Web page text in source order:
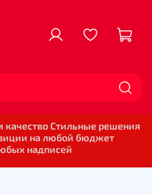
качество Стильные решения
на любой бюджет
надписей